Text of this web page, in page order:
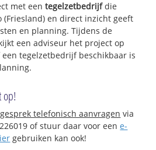
met eentegelzetbedrijfdie
(Friesland) en direct inzicht geeft
en planning. Tijdens de
een adviseur het project op
tegelzetbedrijf beschikbaar is
op!
telefonisch aanvragen via
of stuur daar voor eene-
gebruiken kan ook!